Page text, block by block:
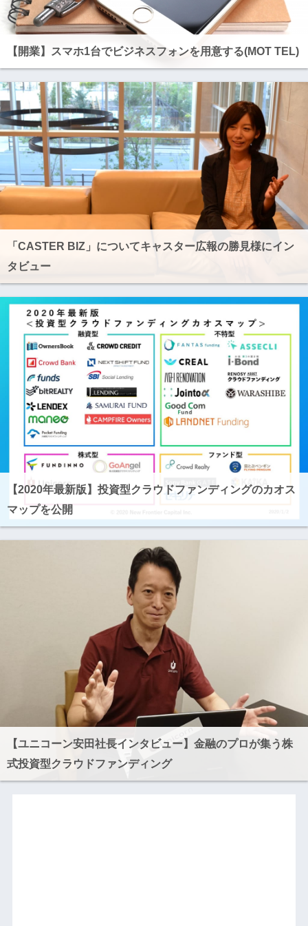
【開業】スマホ1台でビジネスフォンを用意する(MOT TEL)
「CASTER BIZ」についてキャスター広報の勝見様にイン
タビュー
【2020年最新版】投資型クラウドファンディングのカオス
マップを公開
【ユニコーン安田社長インタビュー】金融のプロが集う株
式投資型クラウドファンディング